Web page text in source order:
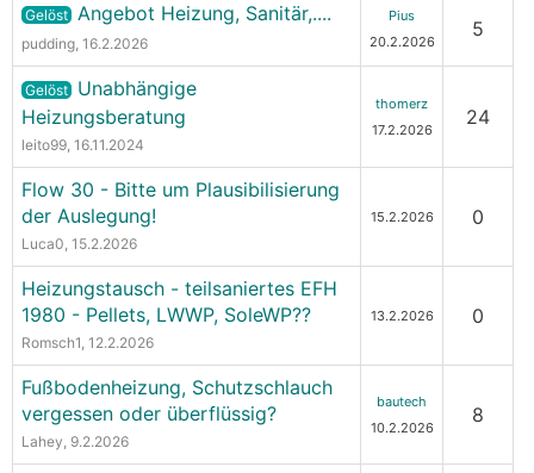
Gelöst Angebot Heizung, Sanitär,....
pudding, 16.2.2026
Pius
20.2.2026
5
Gelöst Unabhängige
Heizungsberatung
leito99, 16.11.2024
thomerz
17.2.2026
24
Flow 30 - Bitte um Plausibilisierung
der Auslegung!
Luca0, 15.2.2026
15.2.2026 0
Heizungstausch - teilsaniertes EFH
1980 - Pellets, LWWP, SoleWP??
Romsch1, 12.2.2026
13.2.2026 0
Fußbodenheizung, Schutzschlauch
vergessen oder überflüssig?
Lahey, 9.2.2026
bautech
10.2.2026
8